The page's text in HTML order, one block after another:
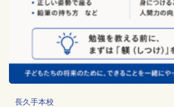
長久手本校